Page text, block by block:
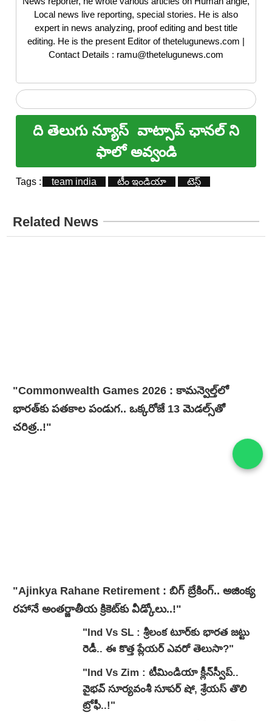
Local news live reporting, special stories. He is also
expert in news analyzing, proof editing and best title
editing. He is the present Editor of thetelugunews.com |
Contact Details : ramu@thetelugunews.com
ది తెలుగు న్యూస్ వాట్సాప్ ఛానల్ ని
ఫాలో అవ్వండి
Tags : team india టీం ఇండియా టెస్ట్
Related News
"Commonwealth Games 2026 : కామన్వెల్త్‌లో
భారత్‌కు పతకాల పండుగ.. ఒక్కరోజే 13 మెడల్స్‌తో
చరిత్ర..!"
"Ajinkya Rahane Retirement : బిగ్ బ్రేకింగ్‌.. అజింక్య
రహానే అంతర్జాతీయ క్రికెట్‌కు వీడ్కోలు..!"
"Ind Vs SL : శ్రీలంక టూర్‌కు భారత జట్టు
రెడీ.. ఈ కొత్త ప్లేయర్ ఎవరో తెలుసా?"
"Ind Vs Zim : టీమిండియా క్లీన్‌స్వీప్..
వైభవ్ సూర్యవంశీ సూపర్ షో, శ్రేయస్ తొలి
ట్రోఫీ..!"